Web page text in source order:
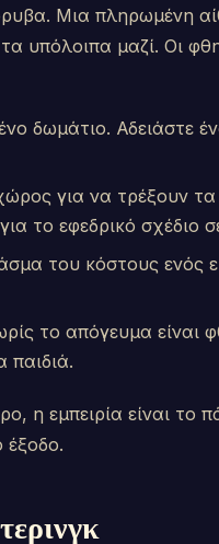
Μια πληρωμένη
υπόλοιπα μαζί. Οι
δωμάτιο. Αδειάστε
για να τρέξουν τα
για το εφεδρικό σχέδιο
του κόστους ενός
το απόγευμα είναι
παιδιά.
η εμπειρία είναι το
έξοδο.